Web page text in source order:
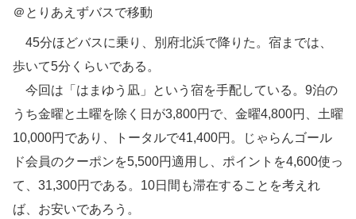
＠とりあえずバスで移動
45分ほどバスに乗り、別府北浜で降りた。宿までは、
歩いて5分くらいである。
今回は「はまゆう凪」という宿を手配している。9泊の
うち金曜と土曜を除く日が3,800円で、金曜4,800円、土曜
10,000円であり、トータルで41,400円。じゃらんゴール
ド会員のクーポンを5,500円適用し、ポイントを4,600使っ
て、31,300円である。10日間も滞在することを考えれ
ば、お安いであろう。